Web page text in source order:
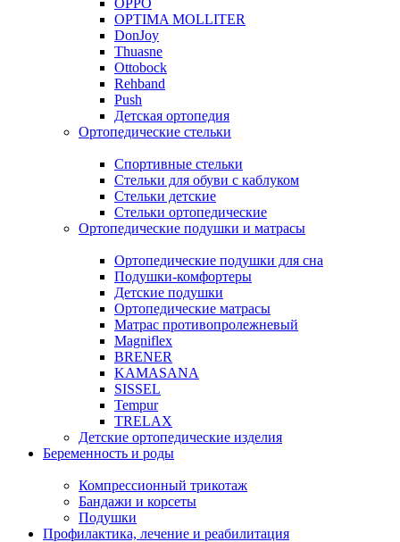
OPPO
OPTIMA MOLLITER
DonJoy
Thuasne
Ottobock
Rehband
Push
Детская ортопедия
Ортопедические стельки
Спортивные стельки
Стельки для обуви с каблуком
Стельки детские
Стельки ортопедические
Ортопедические подушки и матрасы
Ортопедические подушки для сна
Подушки-комфортеры
Детские подушки
Ортопедические матрасы
Матрас противопролежневый
Magniflex
BRENER
KAMASANA
SISSEL
Tempur
TRELAX
Детские ортопедические изделия
Беременность и роды
Компрессионный трикотаж
Бандажи и корсеты
Подушки
Профилактика, лечение и реабилитация